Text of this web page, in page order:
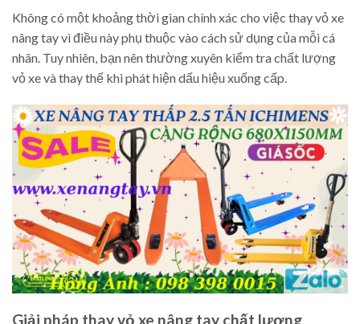
Không có một khoảng thời gian chính xác cho việc thay vỏ xe
nâng tay vì điều này phụ thuộc vào cách sử dụng của mỗi cá
nhân. Tuy nhiên, bạn nên thường xuyên kiểm tra chất lượng
vỏ xe và thay thế khi phát hiện dấu hiệu xuống cấp.
Giải pháp thay vỏ xe nâng tay chất lượng